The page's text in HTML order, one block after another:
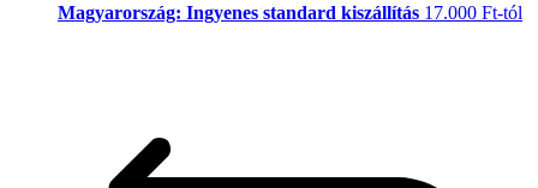
Magyarország: Ingyenes standard kiszállítás 17.000 Ft-tól